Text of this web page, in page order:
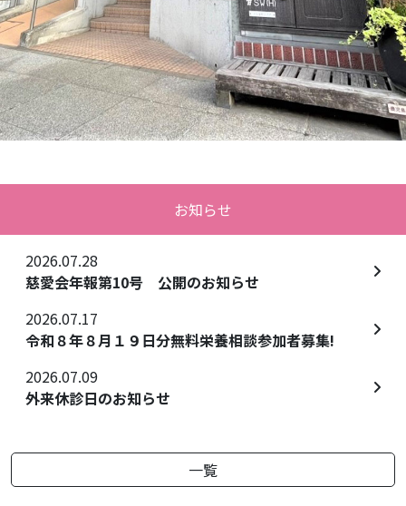
お知らせ
2026.07.28
慈愛会年報第10号 公開のお知らせ
2026.07.17
令和８年８月１９日分無料栄養相談参加者募集!
2026.07.09
外来休診日のお知らせ
一覧